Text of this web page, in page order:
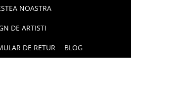
NOASTRA
DE ARTISTI
DE RETUR BLOG